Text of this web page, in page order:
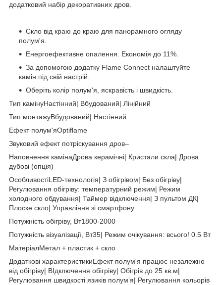
додатковий набір декоративних дров.
Скло від краю до краю для панорамного огляду
полум'я.
Енергоефективне опалення. Економія до 11%.
За допомогою додатку Flame Connect налаштуйте
камін під свій настрій.
Оберіть колір полум'я, яскравість і швидкість.
Тип камінуНастінний| Вбудований| Лінійний
Тип монтажуВбудований| Настінний
Ефект полум'яOptiflame
Звуковий ефект потріскування дров–
Наповнення камінаДрова керамічні| Кристали скла| Дрова
дубові (опція)
ОсобливостіLED-технологія| З обігрівом| Без обігріву|
Регулювання обігріву: температурний режим| Режим
холодного обдування| Таймер відключення| З пультом ДК|
Плоске скло| Управління зі смартфону
Потужність обігріву, Вт1800-2000
Потужність візуалізації, Вт35| Режим очікування: всього! 0.5 Вт
МатеріалМетал + пластик + скло
Додаткові характеристикиЕфект полум'я працює незалежно
від обігріву| ВІдключення обігріву| Обігрів до 25 кв.м|
Регулювання швидкості язиків полумʼя| Регулювання кольорів